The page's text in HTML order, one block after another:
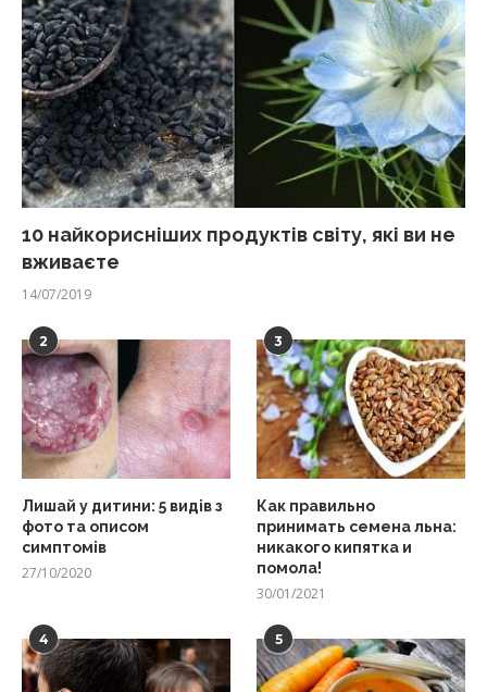
10 найкорисніших продуктів світу, які ви не
вживаєте
14/07/2019
2
Лишай у дитини: 5 видів з
фото та описом
симптомів
27/10/2020
3
Как правильно
принимать семена льна:
никакого кипятка и
помола!
30/01/2021
4 5